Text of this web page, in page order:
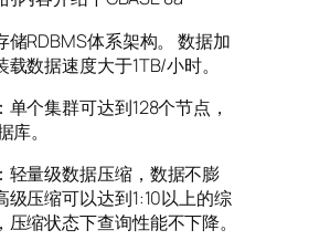
储RDBMS体系架构。 数据加
数据速度大于1TB/小时。
单个集群可达到128个节点，
库。
轻量级数据压缩，数据不膨
级压缩可以达到1:10以上的综
压缩状态下查询性能不下降。